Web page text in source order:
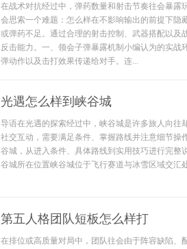
在战术对抗经过中，弹药数量和射击节奏往会暴
会思索一个难题：怎么样在不影响输出的前提下
或弹药不足。通过合理的射击控制、武器搭配以
反击能力。一、领会子弹暴露机制小编认为的实
弹动作以及击打效果传递给对手。连...
光遇怎么样到峡谷城
导语在光遇的探索经过中，峡谷城是许多旅人向
社交互动，需要满足条件、掌握路线并注意细节
谷城，从进入条件、具体路线到实用技巧进行完
谷城所在位置峡谷城位于飞行赛道与冰雪区域交汇
第五人格团队短板怎么样打
在排位或高质量对局中，团队往会由于阵容缺陷、